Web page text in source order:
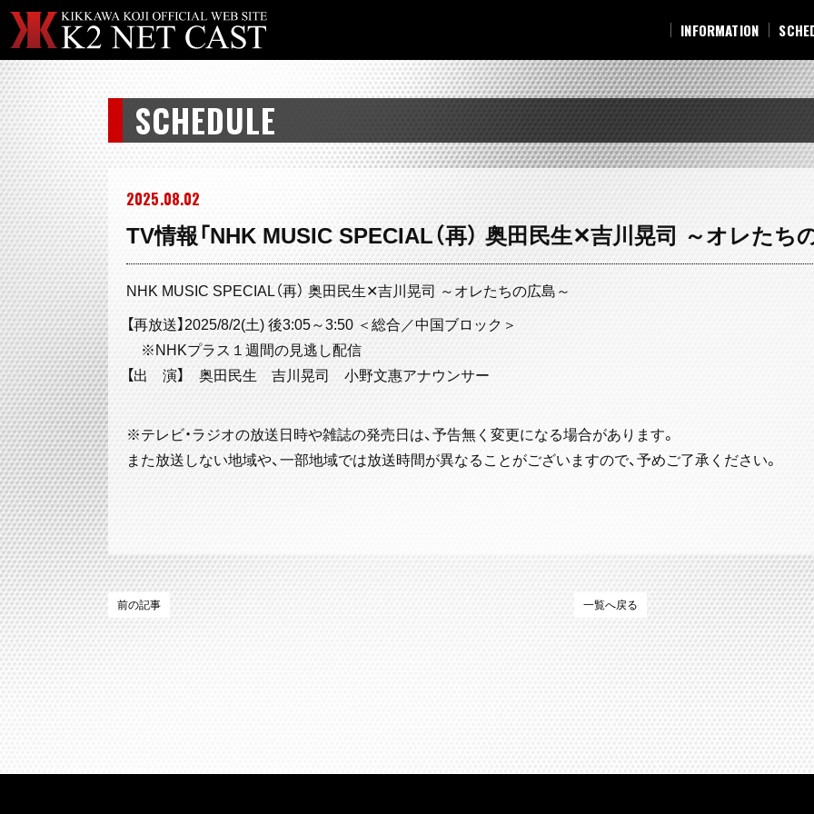
INFORMATION
INFORMATION
SCHEDULE
2025 08 02
TV情報「NHK MUSIC SPECIAL（再） 奥田民生✕吉川晃司 ～オレたち
NHK MUSIC SPECIAL（再） 奥田民生✕吉川晃司 ～オレたちの広島～
【再放送】2025/8/2(土) 後3:05～3:50 ＜総合／中国ブロック＞
※NHKプラス１週間の見逃し配信
【出 演】 奥田民生 吉川晃司 小野文惠アナウンサー
※テレビ・ラジオの放送日時や雑誌の発売日は、予告無く変更になる場合があります。
また放送しない地域や、一部地域では放送時間が異なることがございますので、予めご了承ください。
一覧へ戻る
前の記事